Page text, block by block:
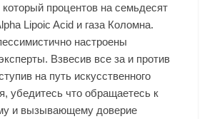
который процентов на семьдесят
Lipoic Acid и газа Коломна.
настроены
Взвесив все за и против
на путь искусственного
убедитесь что обращаетесь к
и вызывающему доверие